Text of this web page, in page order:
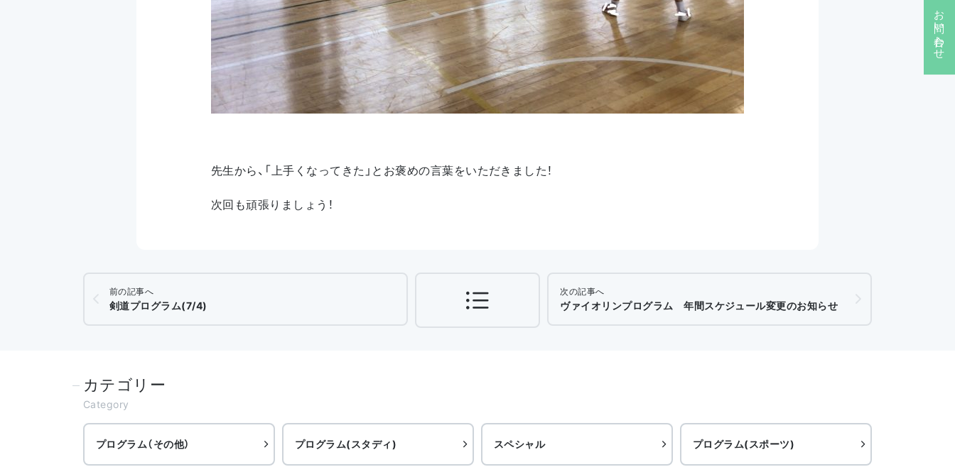
お問い合わせ
先生から、「上手くなってきた」とお褒めの言葉をいただきました！
次回も頑張りましょう！
前の記事へ
剣道プログラム(7/4)
次の記事へ
ヴァイオリンプログラム 年間スケジュール変更のお知らせ
カテゴリー
Category
プログラム（その他） プログラム(スタディ) スペシャル プログラム(スポーツ)